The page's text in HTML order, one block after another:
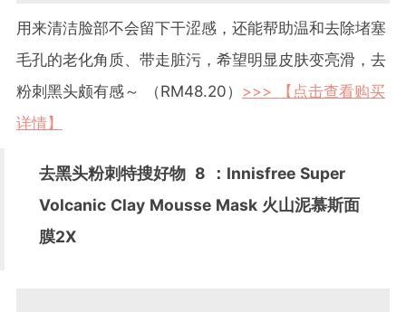
用来清洁脸部不会留下干涩感，还能帮助温和去除堵塞
毛孔的老化角质、带走脏污，希望明显皮肤变亮滑，去
粉刺黑头颇有感～ （RM48.20） >>> 【点击查看购买
详情】
去黑头粉刺特搜好物 8
：Innisfree Super
Volcanic Clay Mousse Mask 火山泥慕斯面
膜2X